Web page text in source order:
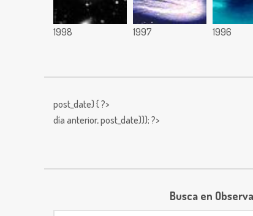
1998 1997 1996
post_date) { ?>
día anterior,post_date))); ?>
Busca en